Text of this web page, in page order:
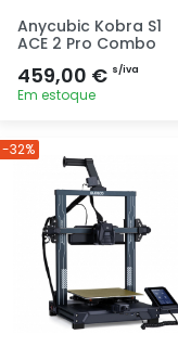
Anycubic Kobra S1
ACE 2 Pro Combo
459,00 € s/iva
Em estoque
rapidamente
-32%